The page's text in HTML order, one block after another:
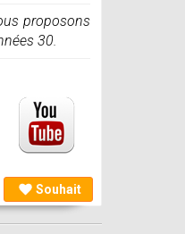
proposons
30.
Souhait